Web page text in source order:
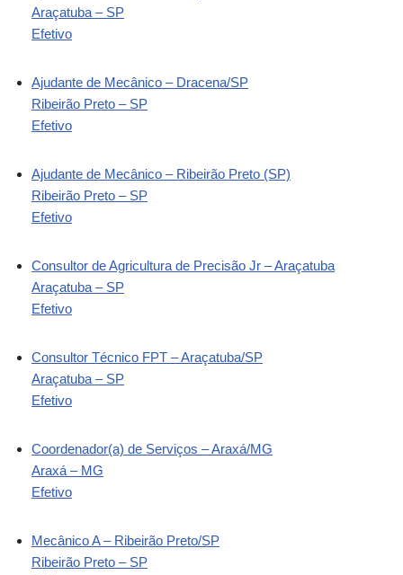
Araçatuba – SP
Efetivo
Ajudante de Mecânico – Dracena/SP
Ribeirão Preto – SP
Efetivo
Ajudante de Mecânico – Ribeirão Preto (SP)
Ribeirão Preto – SP
Efetivo
Consultor de Agricultura de Precisão Jr – Araçatuba
Araçatuba – SP
Efetivo
Consultor Técnico FPT – Araçatuba/SP
Araçatuba – SP
Efetivo
Coordenador(a) de Serviços – Araxá/MG
Araxá – MG
Efetivo
Mecânico A – Ribeirão Preto/SP
Ribeirão Preto – SP